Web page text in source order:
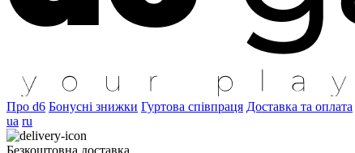
Про d6 Бонусні знижки Гуртова співпраця Доставка та оплата
ua ru
Безкоштовна доставка